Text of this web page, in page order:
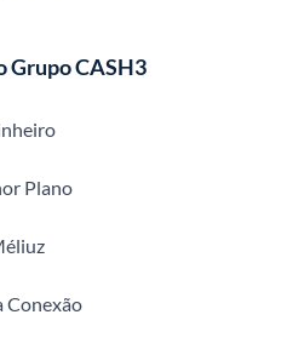
Grupo CASH3
Plano
Conexão